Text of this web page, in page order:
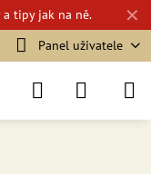
✕
a tipy jak na ně.
Panel uživatele